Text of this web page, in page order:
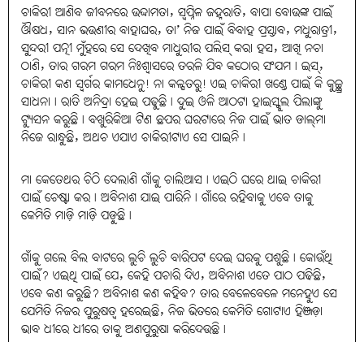
ଚାକିରୀ ଆଣିବ ଜୀବନରେ ଉଦ୍ଦାମତା, ସ୍ବପ୍ନିଳ ଜହ୍ନରାତି, ବାପା ବୋଉଙ୍କ ପାଇଁ
ଔଷଧ, ସାନ ଭଉଣୀର ବାହାଘର, ତା’ ନିଜ ପାଇଁ ବିବାହ ପ୍ରସ୍ତାବ, ମଧୁରାତ୍ରୀ,
ସୁନ୍ଦରୀ ପତ୍ନୀ ମୁଁହରେ ସେ ଦେଖିବ ମାଧୁରୀର ପଲିସ୍‌ କରା ହସ, ଆଖି ନଚା
ଠାଣି, ତାର ଗରମ ଗରମ ନିଃଶ୍ବାସରେ ତରଳି ଯିବ କଠୋର ସଂଯମ। ଇସ୍‌,
ଚାକିରୀ କଣ ସ୍ବର୍ଗର କାମଧେନୁ! ନା କଳ୍ପତରୁ! ଏଇ ଚାକିରୀ ଖଣ୍ଡେ ପାଇଁ କି କୁଚ୍ଛ୍ର
ସାଧନା। ରାତି ଅନିଦ୍ରା ହେଇ ପଢୁଛି। ଦୁଇ ଓଳି ଆଠଟା ହାଇସ୍କୁଲ ପିଲାଙ୍କୁ
ଟ୍ୟୁସନ କରୁଛି। ବଖୁରିକିଆ ଟିଣ ଛପର ଘରଟାରେ ନିଜ ପାଇଁ ଭାତ ଡାଲ୍‌ମା
ନିଜେ ରାନ୍ଧୁଛି, ଅଥଚ ଏଯାଏ ଚାକିରୀଟାଏ ସେ ପାଇନି।
ମା କେତେଥର ଚିଠି ଦେଲାଣି ଗାଁକୁ ଚାଲିଆସ। ଏଇଠି ଘରେ ଥାଇ ଚାକିରୀ
ପାଇଁ ଚେଷ୍ଟା କର। ଅବିନାଶ ଯାଇ ପାରିନି। ଗାଁରେ ରହିବାକୁ ଏବେ ତାକୁ
କେମିତି ମାଡ଼ି ମାଡ଼ି ପଡ଼ୁଛି।
ଗାଁକୁ ଗଲେ ବିଲ ବାଟରେ ଲୁଚି ଲୁଚି ବାରିପଟ ଦେଇ ଘରକୁ ପଶୁଛି। କୋଉଁଥି
ପାଇଁ? ଏଇଥି ପାଇଁ ଯେ, କେହି ପଚାରି ଦିଏ, ଅବିନାଶ ଏତେ ପାଠ ପଢିଛି,
ଏବେ କଣ କରୁଛି? ଅବିନାଶ କଣ କହିବ? ତାର ବେଳେବେଳେ ମନେହୁଏ ସେ
ଯେମିତି ନିଜର ପୁରୁଷତ୍ବ ହରେଇଛି, ନିଜ ଭିତରେ କେମିତି ଗୋଟାଏ ହିଞ୍ଜଡ଼ା
ଭାବ ଧୀରେ ଧୀରେ ତାକୁ ଅଣପୁରୁଷା କରିଦେଉଛି।